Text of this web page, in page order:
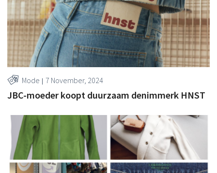
Mode 7 November, 2024
JBC-moeder koopt duurzaam denimmerk HNST